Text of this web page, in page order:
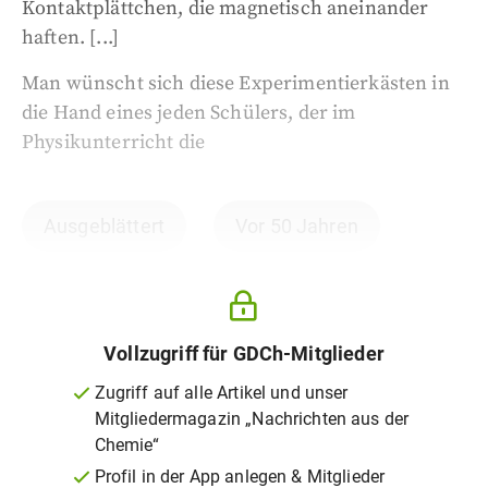
Kontaktplättchen, die magnetisch aneinander
haften. [...]
Man wünscht sich diese Experimentierkästen in
die Hand eines jeden Schülers, der im
Physikunterricht die
Vollzugriff für GDCh-Mitglieder
Zugriff auf alle Artikel und unser
Mitgliedermagazin „Nachrichten aus der
Chemie“
Profil in der App anlegen & Mitglieder